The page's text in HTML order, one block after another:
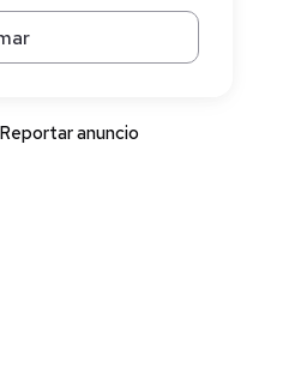
Reportar anuncio